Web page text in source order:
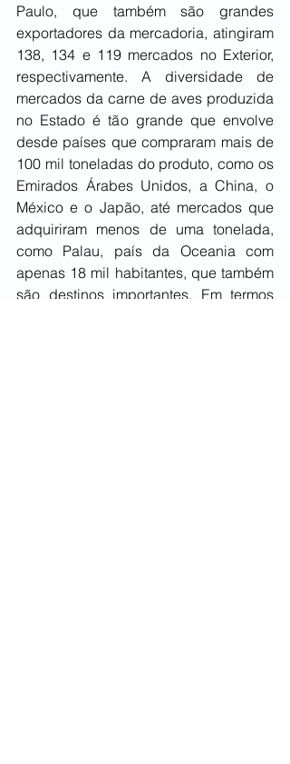
Paulo, que também são grandes
exportadores da mercadoria, atingiram
138, 134 e 119 mercados no Exterior,
respectivamente. A diversidade de
mercados da carne de aves produzida
no Estado é tão grande que envolve
desde países que compraram mais de
100 mil toneladas do produto, como os
Emirados Árabes Unidos, a China, o
México e o Japão, até mercados que
adquiriram menos de uma tonelada,
como Palau, país da Oceania com
apenas 18 mil habitantes, que também
são destinos importantes. Em termos